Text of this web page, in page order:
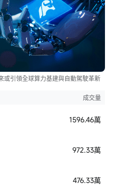
或引領全球算力基建與自動駕駛革新
成交量
1596.46萬
972.33萬
476.33萬